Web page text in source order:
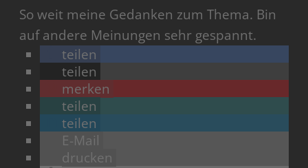
So weit meine Gedanken zum Thema. Bin
auf andere Meinungen sehr gespannt.
teilen
teilen
merken
teilen
teilen
E-Mail
drucken